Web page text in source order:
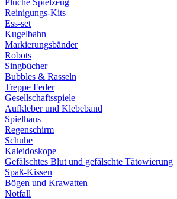
Pluche Spielzeug
Reinigungs-Kits
Ess-set
Kugelbahn
Markierungsbänder
Robots
Singbücher
Bubbles & Rasseln
Treppe Feder
Gesellschaftsspiele
Aufkleber und Klebeband
Spielhaus
Regenschirm
Schuhe
Kaleidoskope
Gefälschtes Blut und gefälschte Tätowierung
Spaß-Kissen
Bögen und Krawatten
Notfall